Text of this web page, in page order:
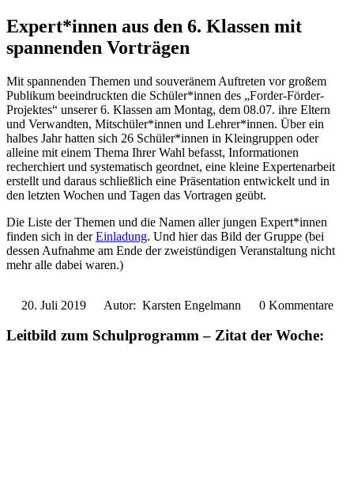
Expert*innen aus den 6. Klassen mit
spannenden Vorträgen
Mit spannenden Themen und souveränem Auftreten vor großem
Publikum beeindruckten die Schüler*innen des „Forder-Förder-
Projektes“ unserer 6. Klassen am Montag, dem 08.07. ihre Eltern
und Verwandten, Mitschüler*innen und Lehrer*innen. Über ein
halbes Jahr hatten sich 26 Schüler*innen in Kleingruppen oder
alleine mit einem Thema Ihrer Wahl befasst, Informationen
recherchiert und systematisch geordnet, eine kleine Expertenarbeit
erstellt und daraus schließlich eine Präsentation entwickelt und in
den letzten Wochen und Tagen das Vortragen geübt.
Die Liste der Themen und die Namen aller jungen Expert*innen
finden sich in derEinladung. Und hier das Bild der Gruppe (bei
dessen Aufnahme am Ende der zweistündigen Veranstaltung nicht
mehr alle dabei waren.)
20. Juli 2019 Autor: Karsten Engelmann 0 Kommentare
Leitbild zum Schulprogramm – Zitat der Woche: